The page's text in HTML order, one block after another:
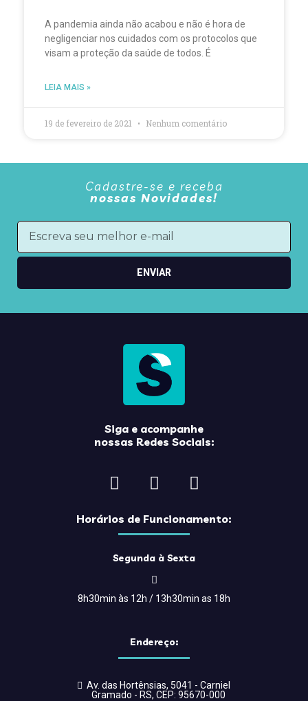
A pandemia ainda não acabou e não é hora de
negligenciar nos cuidados com os protocolos que
visam a proteção da saúde de todos. É
LEIA MAIS »
19 de fevereiro de 2021 Nenhum comentário
Cadastre-se e receba
nossas Novidades!
ENVIAR
Siga e acompanhe
nossas Redes Sociais:
Horários de Funcionamento:
Segunda à Sexta
8h30min às 12h / 13h30min as 18h
Endereço:
Av. das Hortênsias, 5041 - Carniel
Gramado - RS, CEP: 95670-000